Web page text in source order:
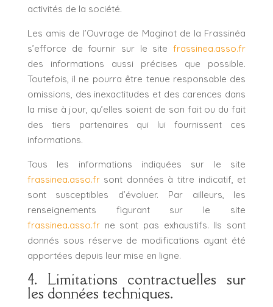
activités de la société.
Les amis de l’Ouvrage de Maginot de la Frassinéa
s’efforce de fournir sur le sitefrassinea.asso.fr
des informations aussi précises que possible.
Toutefois, il ne pourra être tenue responsable des
omissions, des inexactitudes et des carences dans
la mise à jour, qu’elles soient de son fait ou du fait
des tiers partenaires qui lui fournissent ces
informations.
Tous les informations indiquées sur le site
frassinea.asso.frsont données à titre indicatif, et
sont susceptibles d’évoluer. Par ailleurs, les
renseignements figurant sur le site
frassinea.asso.frne sont pas exhaustifs. Ils sont
donnés sous réserve de modifications ayant été
apportées depuis leur mise en ligne.
4. Limitations contractuelles sur
les données techniques.